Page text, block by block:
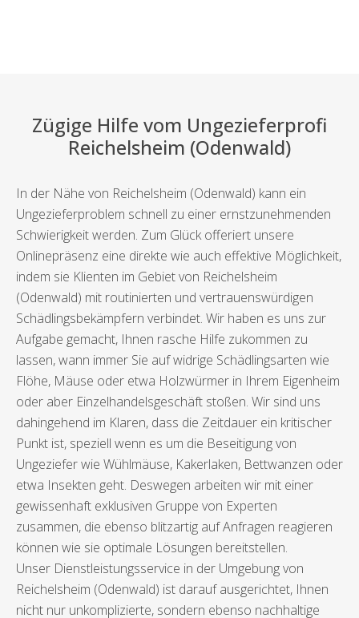
Zügige Hilfe vom Ungezieferprofi
Reichelsheim (Odenwald)
In der Nähe von Reichelsheim (Odenwald) kann ein
Ungezieferproblem schnell zu einer ernstzunehmenden
Schwierigkeit werden. Zum Glück offeriert unsere
Onlinepräsenz eine direkte wie auch effektive Möglichkeit,
indem sie Klienten im Gebiet von Reichelsheim
(Odenwald) mit routinierten und vertrauenswürdigen
Schädlingsbekämpfern verbindet. Wir haben es uns zur
Aufgabe gemacht, Ihnen rasche Hilfe zukommen zu
lassen, wann immer Sie auf widrige Schädlingsarten wie
Flöhe, Mäuse oder etwa Holzwürmer in Ihrem Eigenheim
oder aber Einzelhandelsgeschäft stoßen. Wir sind uns
dahingehend im Klaren, dass die Zeitdauer ein kritischer
Punkt ist, speziell wenn es um die Beseitigung von
Ungeziefer wie Wühlmäuse, Kakerlaken, Bettwanzen oder
etwa Insekten geht. Deswegen arbeiten wir mit einer
gewissenhaft exklusiven Gruppe von Experten
zusammen, die ebenso blitzartig auf Anfragen reagieren
können wie sie optimale Lösungen bereitstellen.
Unser Dienstleistungsservice in der Umgebung von
Reichelsheim (Odenwald) ist darauf ausgerichtet, Ihnen
nicht nur unkomplizierte, sondern ebenso nachhaltige